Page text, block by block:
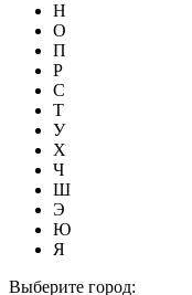
Н
О
П
Р
С
Т
У
Х
Ч
Ш
Э
Ю
Я
Выберите город: